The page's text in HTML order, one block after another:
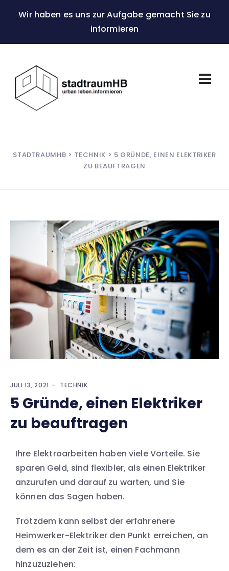
Wir haben es uns zur Aufgabe gemacht Sie zu
informieren
STADTRAUMHB > TECHNIK > 5 GRÜNDE, EINEN ELEKTRIKER
ZU BEAUFTRAGEN
JULI 13, 2021 TECHNIK
5 Gründe, einen Elektriker
zu beauftragen
Ihre Elektroarbeiten haben viele Vorteile. Sie
sparen Geld, sind flexibler, als einen Elektriker
anzurufen und darauf zu warten, und Sie
können das Sagen haben.
Trotzdem kann selbst der erfahrenere
Heimwerker-Elektriker den Punkt erreichen, an
dem es an der Zeit ist, einen Fachmann
hinzuzuziehen: